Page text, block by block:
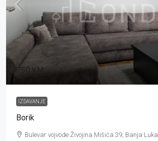
750 KM
IZDAVANJE
Borik
Bulevar vojvode Živojina Mišića 39, Banja